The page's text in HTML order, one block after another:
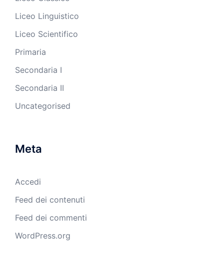
Liceo Linguistico
Liceo Scientifico
Primaria
Secondaria I
Secondaria II
Uncategorised
Meta
Accedi
Feed dei contenuti
Feed dei commenti
WordPress.org